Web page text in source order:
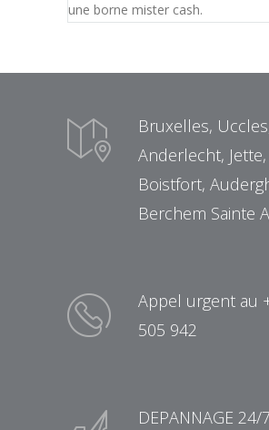
une borne mister cash.
Bruxelles,
Anderlecht,
Boistfort,
Berchem Sainte
Appel urgent au
505 942
DEPANNAGE 24/7